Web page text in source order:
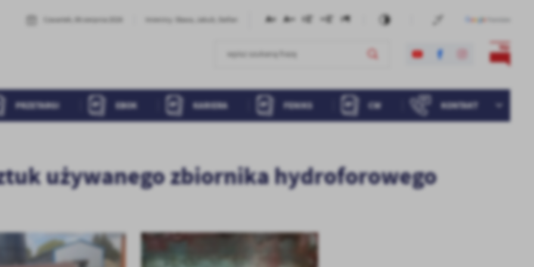
Imieniny: Sława, Jakub, Stefan
PRZETARGI EBOK KARIERA FENIKS CW KONTAKT
używanego zbiornika hydroforowego